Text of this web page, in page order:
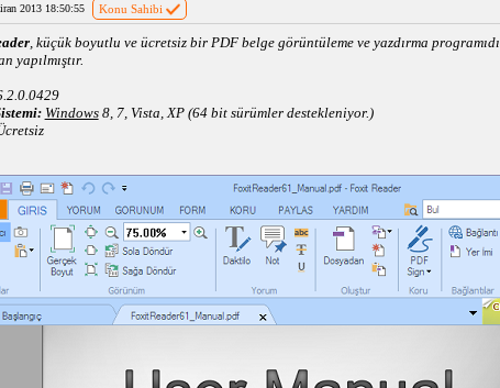
2013 18:50:55 Konu Sahibi
, küçük boyutlu ve ücretsiz bir PDF belge görüntüleme ve yazdırma
yapılmıştır.
Windows8, 7, Vista, XP (64 bit sürümler destekleniyor.)